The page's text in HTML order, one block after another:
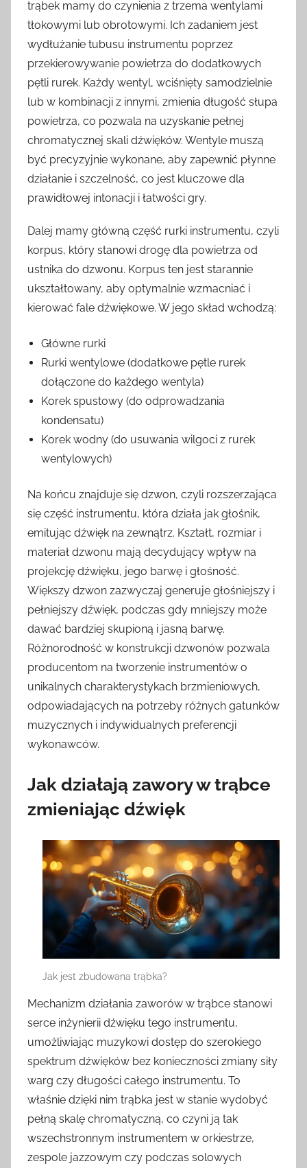
trąbek mamy do czynienia z trzema wentylami
tłokowymi lub obrotowymi. Ich zadaniem jest
wydłużanie tubusu instrumentu poprzez
przekierowywanie powietrza do dodatkowych
pętli rurek. Każdy wentyl, wciśnięty samodzielnie
lub w kombinacji z innymi, zmienia długość słupa
powietrza, co pozwala na uzyskanie pełnej
chromatycznej skali dźwięków. Wentyle muszą
być precyzyjnie wykonane, aby zapewnić płynne
działanie i szczelność, co jest kluczowe dla
prawidłowej intonacji i łatwości gry.
Dalej mamy główną część rurki instrumentu, czyli
korpus, który stanowi drogę dla powietrza od
ustnika do dzwonu. Korpus ten jest starannie
ukształtowany, aby optymalnie wzmacniać i
kierować fale dźwiękowe. W jego skład wchodzą:
Główne rurki
Rurki wentylowe (dodatkowe pętle rurek
dołączone do każdego wentyla)
Korek spustowy (do odprowadzania
kondensatu)
Korek wodny (do usuwania wilgoci z rurek
wentylowych)
Na końcu znajduje się dzwon, czyli rozszerzająca
się część instrumentu, która działa jak głośnik,
emitując dźwięk na zewnątrz. Kształt, rozmiar i
materiał dzwonu mają decydujący wpływ na
projekcję dźwięku, jego barwę i głośność.
Większy dzwon zazwyczaj generuje głośniejszy i
pełniejszy dźwięk, podczas gdy mniejszy może
dawać bardziej skupioną i jasną barwę.
Różnorodność w konstrukcji dzwonów pozwala
producentom na tworzenie instrumentów o
unikalnych charakterystykach brzmieniowych,
odpowiadających na potrzeby różnych gatunków
muzycznych i indywidualnych preferencji
wykonawców.
Jak działają zawory w trąbce
zmieniając dźwięk
Jak jest zbudowana trąbka?
Mechanizm działania zaworów w trąbce stanowi
serce inżynierii dźwięku tego instrumentu,
umożliwiając muzykowi dostęp do szerokiego
spektrum dźwięków bez konieczności zmiany siły
warg czy długości całego instrumentu. To
właśnie dzięki nim trąbka jest w stanie wydobyć
pełną skalę chromatyczną, co czyni ją tak
wszechstronnym instrumentem w orkiestrze,
zespole jazzowym czy podczas solowych